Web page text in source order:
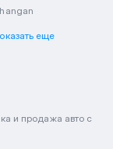
еще
и продажа авто с